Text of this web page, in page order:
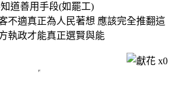
道善用手段(如罷工)
不適真正為人民著想 應該完全推翻這
執政才能真正選賢與能
x0